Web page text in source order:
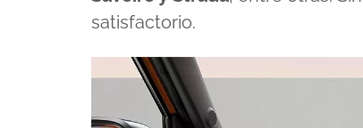
satisfactorio.